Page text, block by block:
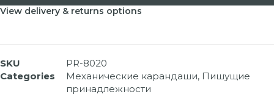
View delivery & returns options
SKU
PR-8020
Categories
Механические карандаши, Пишущие
принадлежности